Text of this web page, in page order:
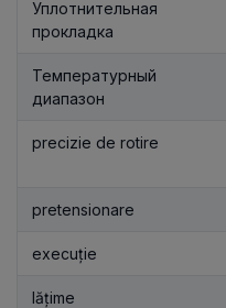
Уплотнительная
прокладка
Температурный
диапазон
precizie de rotire
pretensionare
execuție
lățime